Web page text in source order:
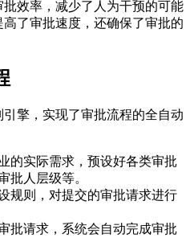
效率，减少了人为干预的可能
了审批速度，还确保了审批的
擎，实现了审批流程的全自动
的实际需求，预设好各类审批
批人层级等。
规则，对提交的审批请求进行
批请求，系统会自动完成审批